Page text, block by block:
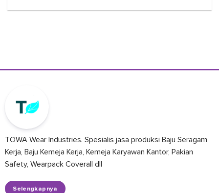
TOWA Wear Industries. Spesialis jasa produksi Baju Seragam
Kerja, Baju Kemeja Kerja, Kemeja Karyawan Kantor, Pakian
Safety, Wearpack Coverall dll
Selengkapnya